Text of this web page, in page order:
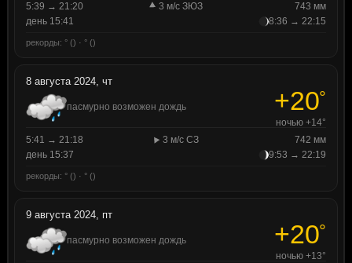
5:39 → 21:20
3 м/с ЗЮЗ
743 мм
день 15:41
8:36 → 22:15
рекорды: ° () · ° ()
8 августа 2024, чт
пасмурно возможен дождь +20°
ночью +14°
5:41 → 21:18
3 м/с СЗ
742 мм
день 15:37
9:53 → 22:19
рекорды: ° () · ° ()
9 августа 2024, пт
пасмурно возможен дождь +20°
ночью +13°